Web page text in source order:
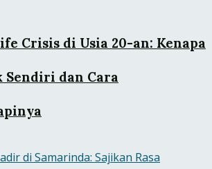
Crisis di Usia 20-an: Kenapa
Sendiri dan Cara